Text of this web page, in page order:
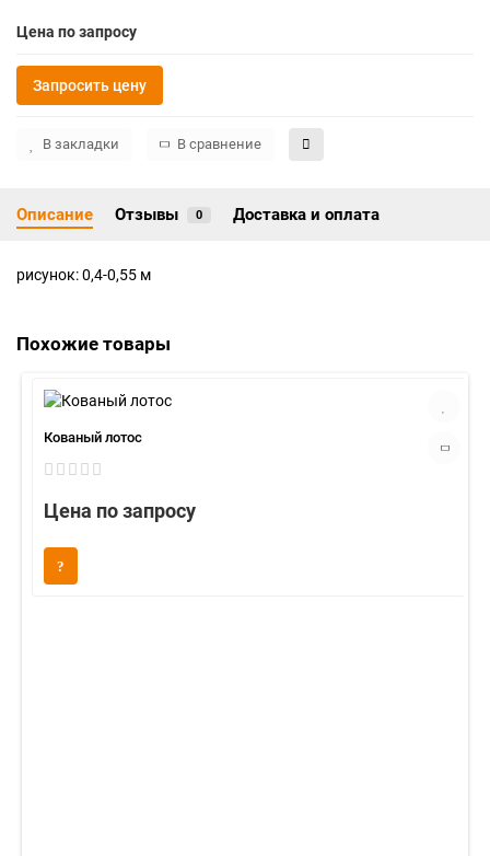
Цена по запросу
Запросить цену
В закладки В сравнение
Описание Отзывы 0 Доставка и оплата
рисунок: 0,4-0,55 м
Похожие товары
Кованый лотос
Цена по запросу